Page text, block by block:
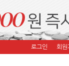
로그인 회원